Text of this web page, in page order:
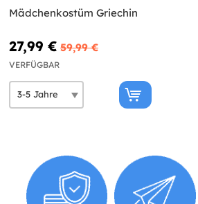
Mädchenkostüm Griechin
27,99 € 59,99 €
VERFÜGBAR